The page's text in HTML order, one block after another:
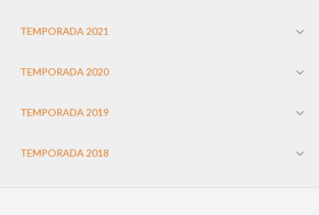
TEMPORADA 2021
TEMPORADA 2020
TEMPORADA 2019
TEMPORADA 2018